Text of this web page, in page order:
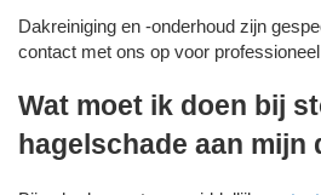
Dakreiniging en -onderhoud zijn
contact met ons op voor
Wat moet ik doen bij
hagelschade aan mijn